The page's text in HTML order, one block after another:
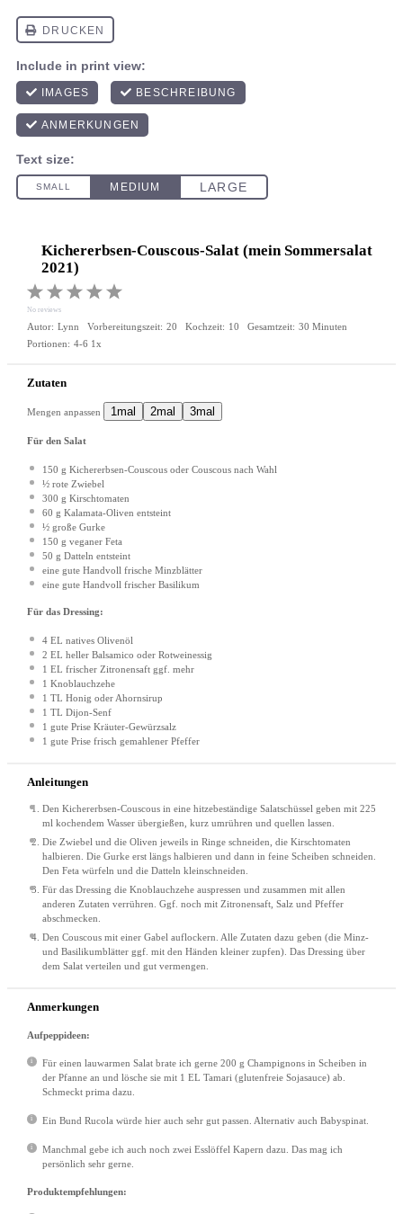
Kichererbsen-Couscous-Salat (mein Sommersalat
2021)
5
4
Stars
3
Stars
2
Stars
1
Star
No reviews
Autor: Lynn Vorbereitungszeit: 20 Kochzeit: 10 Gesamtzeit: 30 Minuten
Portionen: 4-6 1x
Zutaten
Mengen anpassen 1mal 2mal 3mal
Für den Salat
150 g Kichererbsen-Couscous oder Couscous nach Wahl
½ rote Zwiebel
300 g Kirschtomaten
60 g Kalamata-Oliven entsteint
½ große Gurke
150 g veganer Feta
50 g Datteln entsteint
eine gute Handvoll frische Minzblätter
eine gute Handvoll frischer Basilikum
Für das Dressing:
4 EL natives Olivenöl
2 EL heller Balsamico oder Rotweinessig
1 EL frischer Zitronensaft ggf. mehr
1 Knoblauchzehe
1 TL Honig oder Ahornsirup
1 TL Dijon-Senf
1 gute Prise Kräuter-Gewürzsalz
1 gute Prise frisch gemahlener Pfeffer
Anleitungen
Den Kichererbsen-Couscous in eine hitzebeständige Salatschüssel geben mit 225
ml kochendem Wasser übergießen, kurz umrühren und quellen lassen.
Die Zwiebel und die Oliven jeweils in Ringe schneiden, die Kirschtomaten
halbieren. Die Gurke erst längs halbieren und dann in feine Scheiben schneiden.
Den Feta würfeln und die Datteln kleinschneiden.
Für das Dressing die Knoblauchzehe auspressen und zusammen mit allen
anderen Zutaten verrühren. Ggf. noch mit Zitronensaft, Salz und Pfeffer
abschmecken.
Den Couscous mit einer Gabel auflockern. Alle Zutaten dazu geben (die Minz-
und Basilikumblätter ggf. mit den Händen kleiner zupfen). Das Dressing über
dem Salat verteilen und gut vermengen.
Anmerkungen
Aufpeppideen:
Für einen lauwarmen Salat brate ich gerne 200 g Champignons in Scheiben in
der Pfanne an und lösche sie mit 1 EL Tamari (glutenfreie Sojasauce) ab.
Schmeckt prima dazu.
Ein Bund Rucola würde hier auch sehr gut passen. Alternativ auch Babyspinat.
Manchmal gebe ich auch noch zwei Esslöffel Kapern dazu. Das mag ich
persönlich sehr gerne.
Produktempfehlungen: